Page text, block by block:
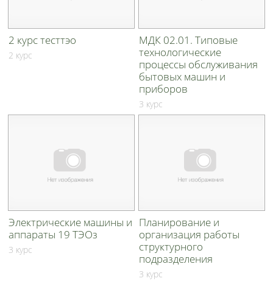
2 курс тесттэо
2 курс
МДК 02.01. Типовые
технологические
процессы обслуживания
бытовых машин и
приборов
3 курс
Электрические машины и
аппараты 19 ТЭОз
3 курс
Планирование и
организация работы
структурного
подразделения
3 курс